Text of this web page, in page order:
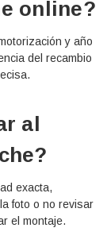
online?
y año
del recambio
al
exacta,
foto o no revisar
el montaje.